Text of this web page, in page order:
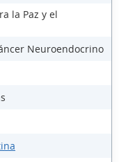
la Paz y el
Neuroendocrino